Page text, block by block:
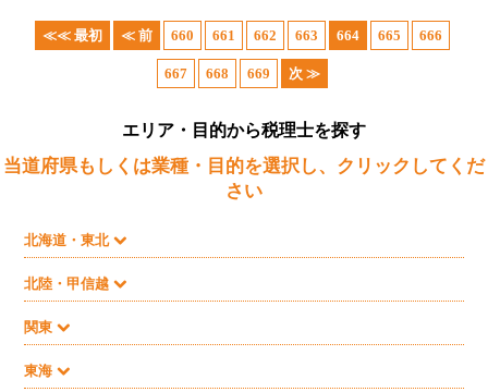
≪≪ 最初 ≪ 前 660 661 662 663 664 665 666
667 668 669 次 ≫
エリア・目的から税理士を探す
当道府県もしくは業種・目的を選択し、クリックしてくだ
さい
北海道・東北
北陸・甲信越
関東
東海